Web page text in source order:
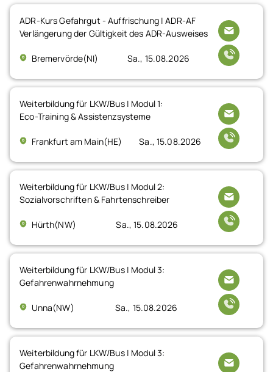
ADR-Kurs Gefahrgut - Auffrischung | ADR-AF
Verlängerung der Gültigkeit des ADR-Ausweises
Bremervörde(NI) Sa., 15.08.2026
Weiterbildung für LKW/Bus | Modul 1:
Eco-Training & Assistenzsysteme
Frankfurt am Main(HE) Sa., 15.08.2026
Weiterbildung für LKW/Bus | Modul 2:
Sozialvorschriften & Fahrtenschreiber
Hürth(NW) Sa., 15.08.2026
Weiterbildung für LKW/Bus | Modul 3:
Gefahrenwahrnehmung
Unna(NW) Sa., 15.08.2026
Weiterbildung für LKW/Bus | Modul 3:
Gefahrenwahrnehmung